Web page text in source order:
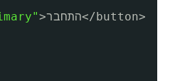
>התחבר</button>